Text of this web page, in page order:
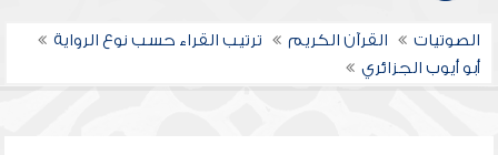
الصوتيات القرآن الكريم
ترتيب القراء حسب نوع الرواية
أبو أيوب الجزائري